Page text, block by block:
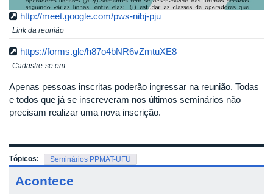
http://meet.google.com/pws-nibj-pju
Link da reunião
https://forms.gle/h87o4bNR6vZmtuXE8
Cadastre-se em
Apenas pessoas inscritas poderão ingressar na reunião. Todas
e todos que já se inscreveram nos últimos seminários não
precisam realizar uma nova inscrição.
Tópicos: Seminários PPMAT-UFU
Acontece